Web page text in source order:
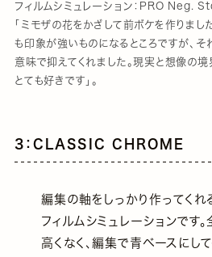
フィルムシミュレーション：PRO Neg.
「ミモザの花をかざして前ボケを作りまし
も印象が強いものになるところですが、
意味で抑えてくれました。現実と想像の境
とても好きです」。
3：CLASSIC CHROME
編集の軸をしっかり作ってくれ
フィルムシミュレーションです
高くなく、編集で青ベースにし